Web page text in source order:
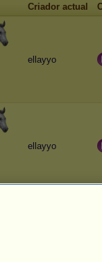
Criador actual
ellayyo
ellayyo